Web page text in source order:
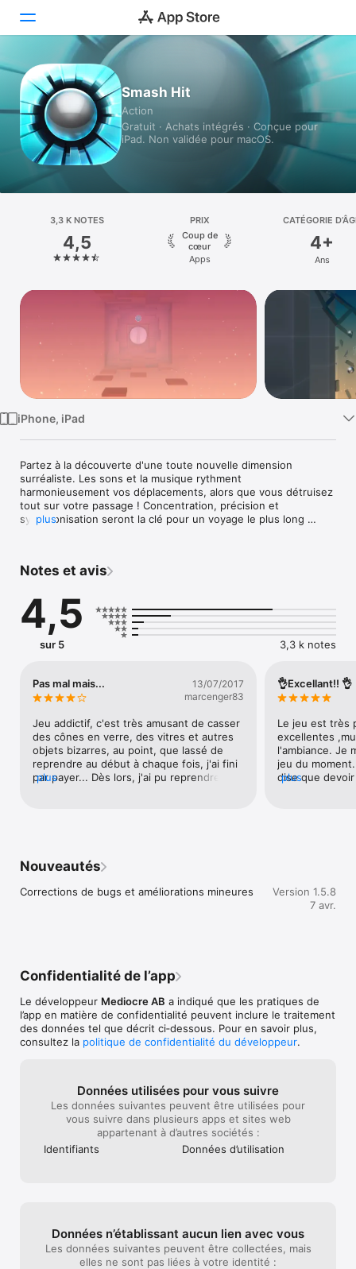
Aujourd’hui
Jeux
Apps
Plateforme
iPhone
iPad
Watch
Smash Hit
Action
Gratuit · Achats intégrés · Conçue pour
iPad. Non validée pour macOS.
3,3 K NOTES
4,5
PRIX
Coup de
cœur
Apps
CATÉGORIE
4+
Ans
iPhone, iPad
Partez à la découverte d'une toute nouvelle dimension
surréaliste. Les sons et la musique rythment
harmonieusement vos déplacements, alors que vous détruisez
tout sur votre passage ! Concentration, précision et
synchronisation seront la clé pour un voyage le plus long
* Détruisez tout sur votre passage à travers une
cibles en assistant à la meilleure physique de destruction
jamais créée sur appareils mobiles.
* Synchronisation musicale : la musique et les effets sonores
s'adaptent à chaque niveau, les obstacles se déplacent en
* Plus de 50 salles différentes avec 11 styles de graphismes ;
Smash Hit est entièrement jouable gratuitement et ne
comporte aucune publicité. Une version supérieure est
disponible par un achat intégré unique qui activera la
synchronisation iCloud sur tous vos appareils, génèrera des
plus
Notes et avis
4,5
sur 5 3,3 k notes
Pas mal mais...
13/07/2017
marcenger83
Jeu addictif, c'est très amusant de casser
des cônes en verre, des vitres et autres
objets bizarres, au point, que lassé de
reprendre au début à chaque fois, j'ai fini
par payer... Dès lors, j'ai pu reprendre le
retrouver mon niveau, pas d'option pour
ça (ou alors pas trouvé), bref faut tout me
retaper la progression ! C'est vraiment
frustrant, pas encourageant si on est
vu... mea culpa.. Donc super jeu 5 étoiles
plus
👌Excellant!! 👌
Le jeu est très
excellentes
l'ambiance. Je
jeu du
dise que
plus
Nouveautés
Corrections de bugs et améliorations mineures
Version 1.5.8
7 avr.
Confidentialité de l’app
Le développeur Mediocre AB a indiqué que les pratiques de
l’app en matière de confidentialité peuvent inclure le traitement
des données tel que décrit ci‑dessous. Pour en savoir plus,
consultez la politique de confidentialité du développeur.
Données utilisées pour vous suivre
Les données suivantes peuvent être utilisées pour
vous suivre dans plusieurs apps et sites web
appartenant à d’autres sociétés :
Identifiants
Données d’utilisation
Données n’établissant aucun lien avec vous
Les données suivantes peuvent être collectées, mais
elles ne sont pas liées à votre identité :